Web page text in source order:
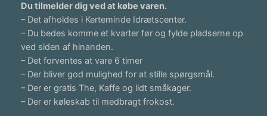
Du tilmelder dig ved at købe varen.
– Det afholdes i Kerteminde Idrætscenter.
– Du bedes komme et kvarter før og fylde pladserne op
ved siden af hinanden.
– Det forventes at vare 6 timer
– Der bliver god mulighed for at stille spørgsmål.
– Der er gratis The, Kaffe og lidt småkager.
– Der er køleskab til medbragt frokost.